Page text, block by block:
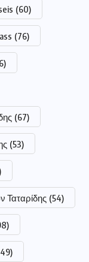
(60)
(76)
(67)
(53)
Ταταρίδης (54)